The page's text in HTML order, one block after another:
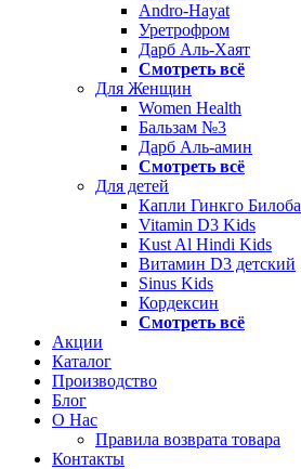
Andro-Hayat
Уретрофром
Дарб Аль-Хаят
Смотреть всё
Для Женщин
Women Health
Бальзам №3
Дарб Аль-амин
Смотреть всё
Для детей
Капли Гинкго Билоба
Vitamin D3 Kids
Kust Al Hindi Kids
Витамин D3 детский
Sinus Kids
Кордексин
Смотреть всё
Акции
Каталог
Производство
Блог
О Нас
Правила возврата товара
Контакты